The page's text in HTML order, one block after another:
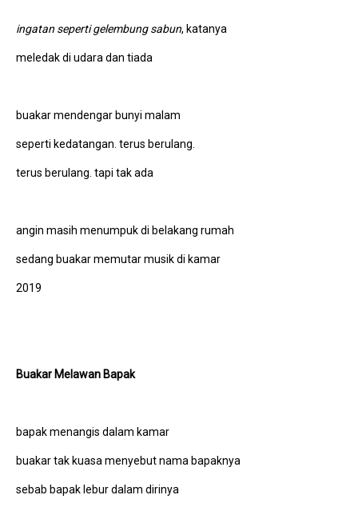
ingatan seperti gelembung sabun, katanya
meledak di udara dan tiada
buakar mendengar bunyi malam
seperti kedatangan. terus berulang.
terus berulang. tapi tak ada
angin masih menumpuk di belakang rumah
sedang buakar memutar musik di kamar
2019
Buakar Melawan Bapak
bapak menangis dalam kamar
buakar tak kuasa menyebut nama bapaknya
sebab bapak lebur dalam dirinya